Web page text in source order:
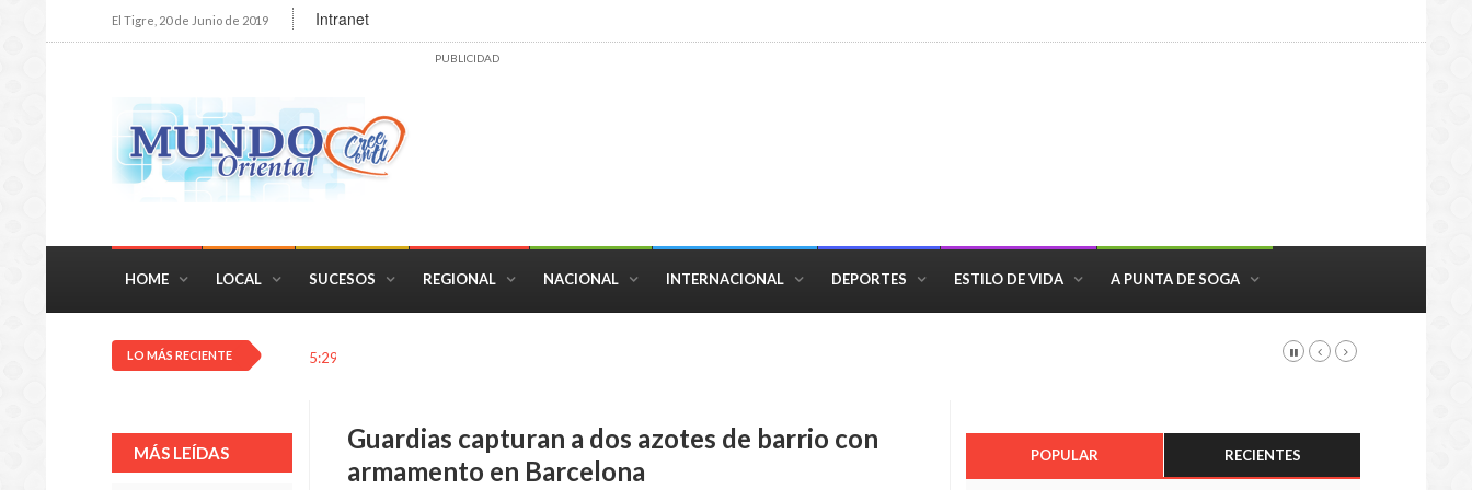
El Tigre, 20 de Junio de 2019 Intranet
PUBLICIDAD
HOME LOCAL SUCESOS REGIONAL NACIONAL INTERNACIONAL DEPORTES ESTILO DE VIDA A PUNTA DE SOGA
LO MÁS RECIENTE 5:29 PM
MÁS LEÍDAS
Guardias capturan a dos azotes de barrio con
armamento en Barcelona
POPULAR RECIENTES